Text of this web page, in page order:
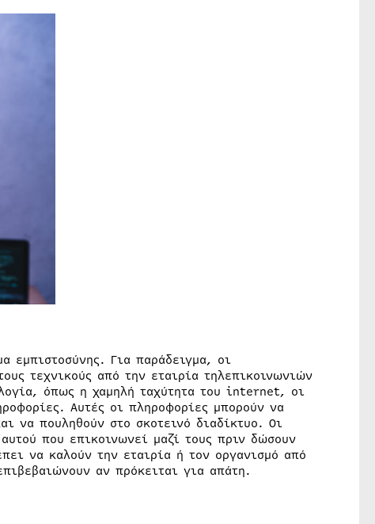
εμπιστοσύνης. Για παράδειγμα, οι
τεχνικούς από την εταιρία τηλεπικοινωνιών
όπως η χαμηλή ταχύτητα του internet, οι
Αυτές οι πληροφορίες μπορούν να
να πουληθούν στο σκοτεινό διαδίκτυο. Οι
που επικοινωνεί μαζί τους πριν δώσουν
να καλούν την εταιρία ή τον οργανισμό από
αν πρόκειται για απάτη.